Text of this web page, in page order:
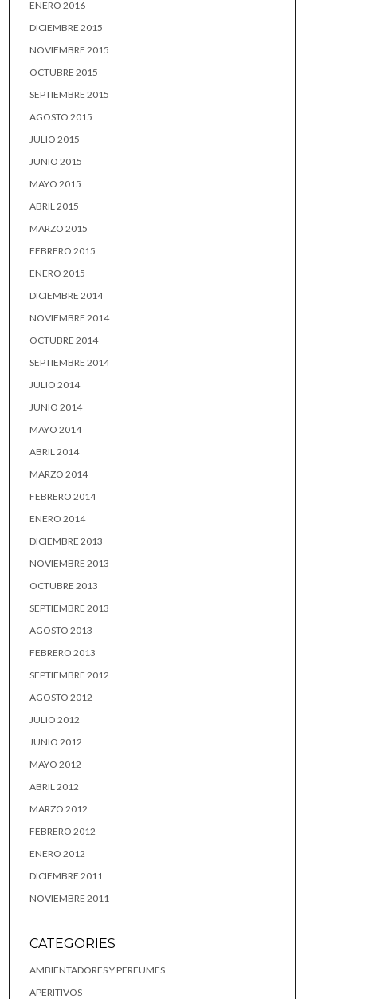
ENERO 2016
DICIEMBRE 2015
NOVIEMBRE 2015
OCTUBRE 2015
SEPTIEMBRE 2015
AGOSTO 2015
JULIO 2015
JUNIO 2015
MAYO 2015
ABRIL 2015
MARZO 2015
FEBRERO 2015
ENERO 2015
DICIEMBRE 2014
NOVIEMBRE 2014
OCTUBRE 2014
SEPTIEMBRE 2014
JULIO 2014
JUNIO 2014
MAYO 2014
ABRIL 2014
MARZO 2014
FEBRERO 2014
ENERO 2014
DICIEMBRE 2013
NOVIEMBRE 2013
OCTUBRE 2013
SEPTIEMBRE 2013
AGOSTO 2013
FEBRERO 2013
SEPTIEMBRE 2012
AGOSTO 2012
JULIO 2012
JUNIO 2012
MAYO 2012
ABRIL 2012
MARZO 2012
FEBRERO 2012
ENERO 2012
DICIEMBRE 2011
NOVIEMBRE 2011
CATEGORIES
AMBIENTADORES Y PERFUMES
APERITIVOS